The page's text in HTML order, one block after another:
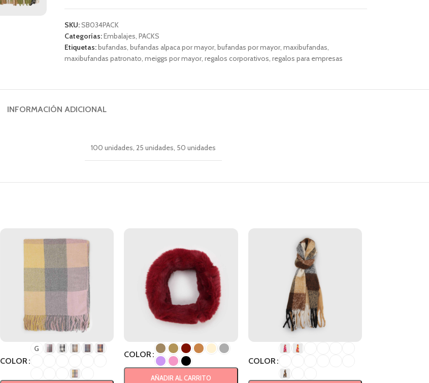
SKU:SB034PACK
Categorías:Embalajes, PACKS
Etiquetas:bufandas, bufandas alpaca por mayor, bufandas por mayor, maxibufandas,
maxibufandas patronato, meiggs por mayor, regalos corporativos, regalos para empresas
INFORMACIÓN ADICIONAL
100 unidades, 25 unidades, 50 unidades
COLOR
G
COLOR
AÑADIR AL CARRITO
COLOR